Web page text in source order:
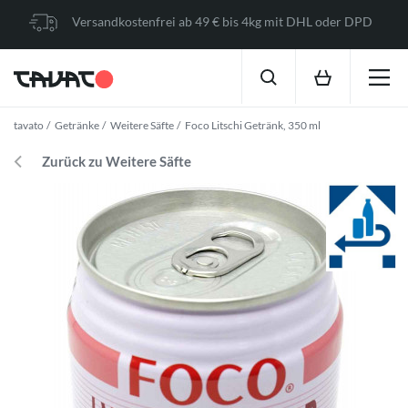
Versandkostenfrei ab 49 € bis 4kg mit DHL oder DPD
tavato Getränke Weitere Säfte Foco Litschi Getränk, 350 ml
Zurück zu Weitere Säfte